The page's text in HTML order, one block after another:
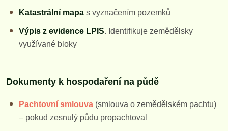
Katastrální mapa s vyznačením pozemků
Výpis z evidence LPIS. Identifikuje zemědělsky
využívané bloky
Dokumenty k hospodaření na půdě
Pachtovní smlouva (smlouva o zemědělském pachtu)
– pokud zesnulý půdu propachtoval